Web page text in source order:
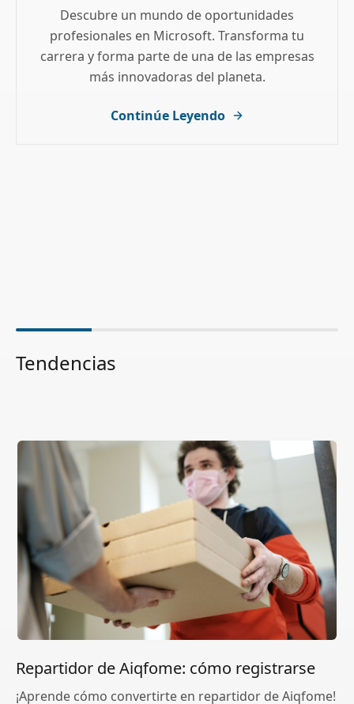
Descubre un mundo de oportunidades
profesionales en Microsoft. Transforma tu
carrera y forma parte de una de las empresas
más innovadoras del planeta.
Continúe Leyendo
Tendencias
Repartidor de Aiqfome: cómo registrarse
¡Aprende cómo convertirte en repartidor de Aiqfome!